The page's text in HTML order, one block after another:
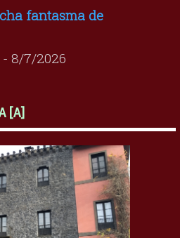
fantasma de
8/7/2026
[A]